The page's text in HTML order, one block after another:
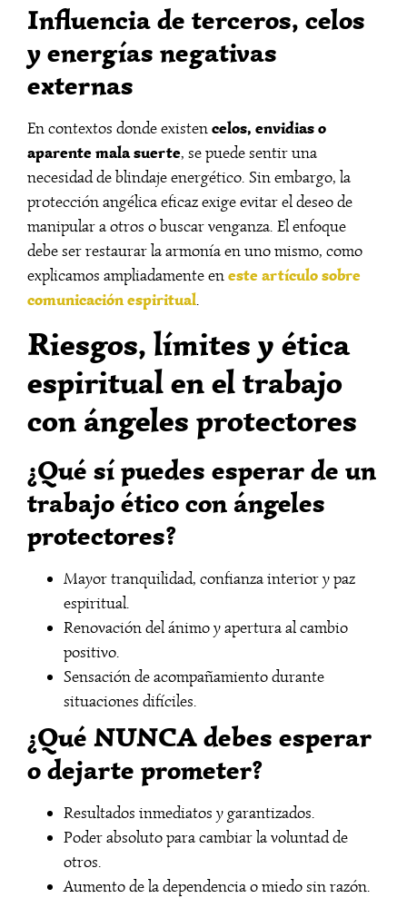
Influencia de terceros, celos
y energías negativas
externas
En contextos donde existencelos, envidias o
aparente mala suerte, se puede sentir una
necesidad de blindaje energético. Sin embargo, la
protección angélica eficaz exige evitar el deseo de
manipular a otros o buscar venganza. El enfoque
debe ser restaurar la armonía en uno mismo, como
explicamos ampliadamente eneste artículo sobre
comunicación espiritual.
Riesgos, límites y ética
espiritual en el trabajo
con ángeles protectores
¿Qué sí puedes esperar de un
trabajo ético con ángeles
protectores?
Mayor tranquilidad, confianza interior y paz
espiritual.
Renovación del ánimo y apertura al cambio
positivo.
Sensación de acompañamiento durante
situaciones difíciles.
¿Qué NUNCA debes esperar
o dejarte prometer?
Resultados inmediatos y garantizados.
Poder absoluto para cambiar la voluntad de
otros.
Aumento de la dependencia o miedo sin razón.